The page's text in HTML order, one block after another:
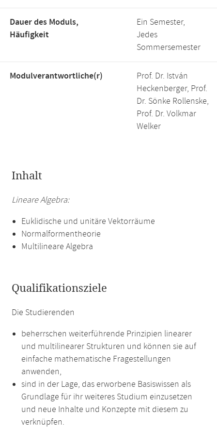
Dauer des Moduls,
Häufigkeit
Ein Semester,
Jedes
Sommersemester
Modulverantwortliche(r)
Prof. Dr. István
Heckenberger, Prof.
Dr. Sönke Rollenske,
Prof. Dr. Volkmar
Welker
Inhalt
Lineare Algebra:
Euklidische und unitäre Vektorräume
Normalformentheorie
Multilineare Algebra
Qualifikationsziele
Die Studierenden
beherrschen weiterführende Prinzipien linearer
und multilinearer Strukturen und können sie auf
einfache mathematische Fragestellungen
anwenden,
sind in der Lage, das erworbene Basiswissen als
Grundlage für ihr weiteres Studium einzusetzen
und neue Inhalte und Konzepte mit diesem zu
verknüpfen.